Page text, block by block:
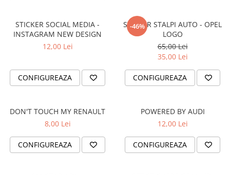
STICKER SOCIAL MEDIA -
INSTAGRAM NEW DESIGN
12,00 Lei
CONFIGUREAZA
-46%
STICKER STALPI AUTO - OPEL
LOGO
65,00 Lei
35,00 Lei
CONFIGUREAZA
DON'T TOUCH MY RENAULT
8,00 Lei
CONFIGUREAZA
POWERED BY AUDI
12,00 Lei
CONFIGUREAZA